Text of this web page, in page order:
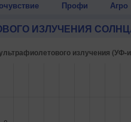
Профи Агро
ИЗЛУЧЕНИЯ